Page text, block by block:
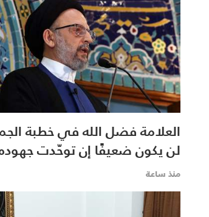
العلامة فضل الله في خطبة
لن يكون ضعيفًا إن توحّدت
الجميع من حساباتهم الخاصّة
منذ ساعة